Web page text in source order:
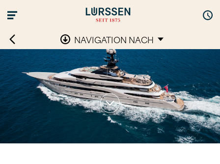
NAVIGATION NACH